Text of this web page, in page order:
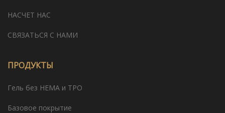
НАСЧЕТ НАС
СВЯЗАТЬСЯ С НАМИ
ПРОДУКТЫ
Гель без HEMA и TPO
Базовое покрытие